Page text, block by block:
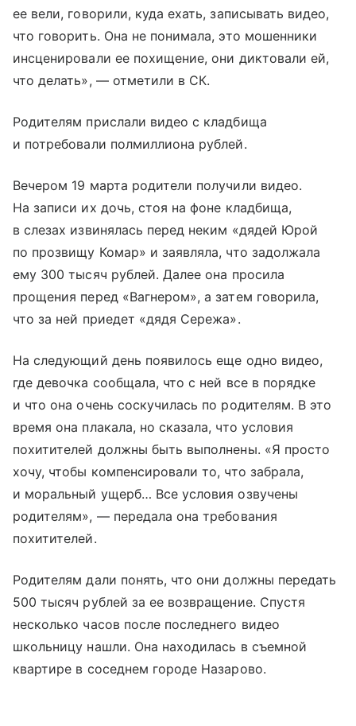
ее вели, говорили, куда ехать, записывать видео,
что говорить. Она не понимала, это мошенники
инсценировали ее похищение, они диктовали ей,
что делать», — отметили в СК.
Родителям прислали видео с кладбища
и потребовали полмиллиона рублей.
Вечером 19 марта родители получили видео.
На записи их дочь, стоя на фоне кладбища,
в слезах извинялась перед неким «дядей Юрой
по прозвищу Комар» и заявляла, что задолжала
ему 300 тысяч рублей. Далее она просила
прощения перед «Вагнером», а затем говорила,
что за ней приедет «дядя Сережа».
На следующий день появилось еще одно видео,
где девочка сообщала, что с ней все в порядке
и что она очень соскучилась по родителям. В это
время она плакала, но сказала, что условия
похитителей должны быть выполнены. «Я просто
хочу, чтобы компенсировали то, что забрала,
и моральный ущерб… Все условия озвучены
родителям», — передала она требования
похитителей.
Родителям дали понять, что они должны передать
500 тысяч рублей за ее возвращение. Спустя
несколько часов после последнего видео
школьницу нашли. Она находилась в съемной
квартире в соседнем городе Назарово.